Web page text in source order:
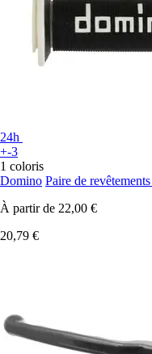
24h
+-3
1 coloris
Domino Paire de
À partir de 22,00 €
20,79 €